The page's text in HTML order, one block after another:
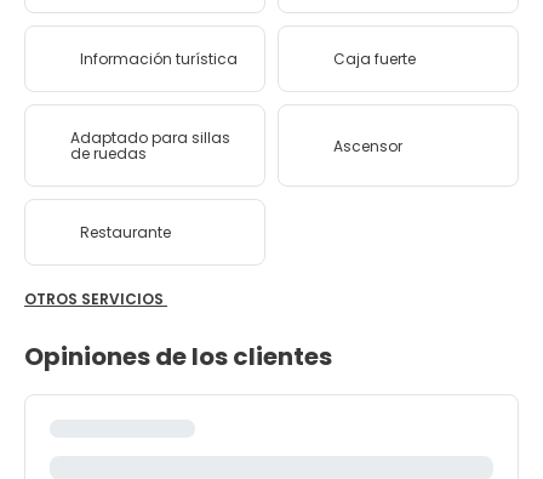
Información turística Caja fuerte
Adaptado para sillas
de ruedas Ascensor
Restaurante
OTROS SERVICIOS
Opiniones de los clientes